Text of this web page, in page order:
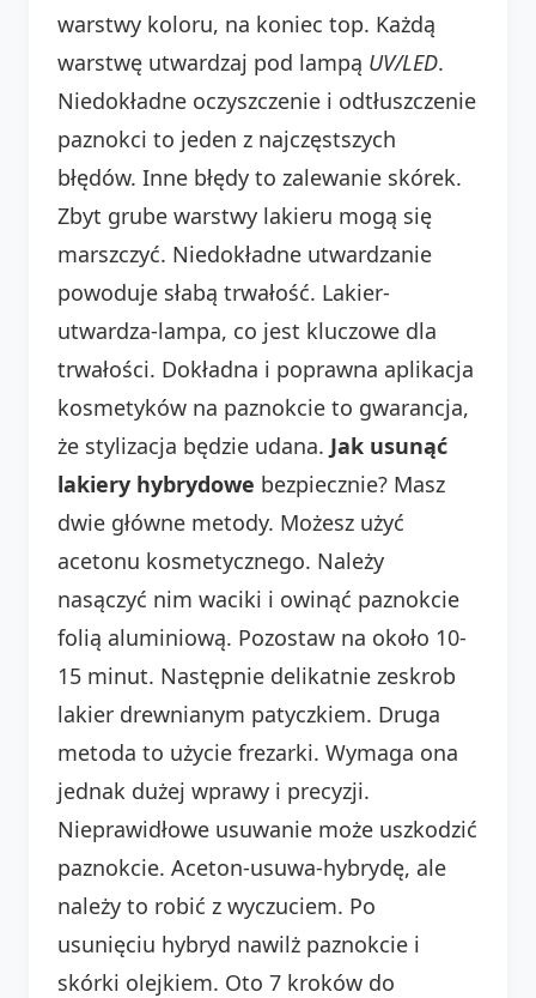
warstwy koloru, na koniec top. Każdą
warstwę utwardzaj pod lampą UV/LED.
Niedokładne oczyszczenie i odtłuszczenie
paznokci to jeden z najczęstszych
błędów. Inne błędy to zalewanie skórek.
Zbyt grube warstwy lakieru mogą się
marszczyć. Niedokładne utwardzanie
powoduje słabą trwałość. Lakier-
utwardza-lampa, co jest kluczowe dla
trwałości. Dokładna i poprawna aplikacja
kosmetyków na paznokcie to gwarancja,
że stylizacja będzie udana. Jak usunąć
lakiery hybrydowe bezpiecznie? Masz
dwie główne metody. Możesz użyć
acetonu kosmetycznego. Należy
nasączyć nim waciki i owinąć paznokcie
folią aluminiową. Pozostaw na około 10-
15 minut. Następnie delikatnie zeskrob
lakier drewnianym patyczkiem. Druga
metoda to użycie frezarki. Wymaga ona
jednak dużej wprawy i precyzji.
Nieprawidłowe usuwanie może uszkodzić
paznokcie. Aceton-usuwa-hybrydę, ale
należy to robić z wyczuciem. Po
usunięciu hybryd nawilż paznokcie i
skórki olejkiem. Oto 7 kroków do